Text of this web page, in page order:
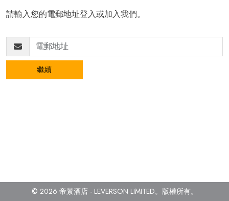
請輸入您的電郵地址登入或加入我們。
繼續
© 2026 帝景酒店 - LEVERSON LIMITED。 版權所有。